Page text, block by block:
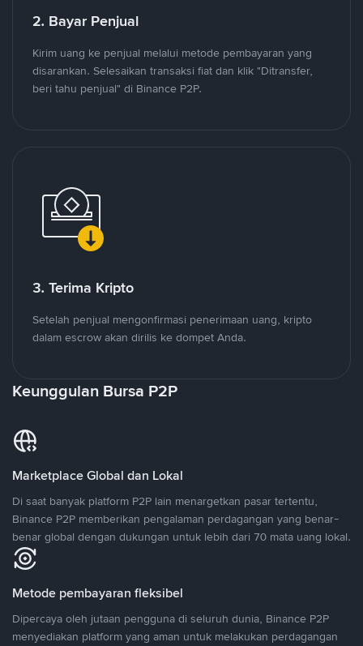
2. Bayar Penjual
Kirim uang ke penjual melalui metode pembayaran yang
disarankan. Selesaikan transaksi fiat dan klik "Ditransfer,
beri tahu penjual" di Binance P2P.
3. Terima Kripto
Setelah penjual mengonfirmasi penerimaan uang, kripto
dalam escrow akan dirilis ke dompet Anda.
Keunggulan Bursa P2P
Marketplace Global dan Lokal
Di saat banyak platform P2P lain menargetkan pasar tertentu,
Binance P2P memberikan pengalaman perdagangan yang benar-
benar global dengan dukungan untuk lebih dari 70 mata uang lokal.
Metode pembayaran fleksibel
Dipercaya oleh jutaan pengguna di seluruh dunia, Binance P2P
menyediakan platform yang aman untuk melakukan perdagangan